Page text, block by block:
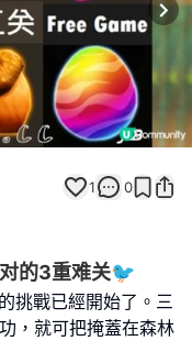
1 0
的3重难关🐦‍
挑戰已經開始了。三
，就可把掩蓋在森林